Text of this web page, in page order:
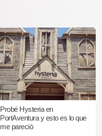
Probé Hysteria en
PortAventura y esto es lo que
me pareció